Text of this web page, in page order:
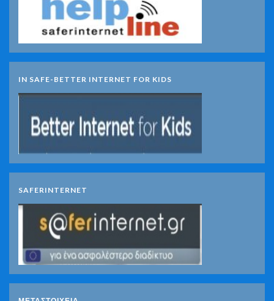
IN SAFE-BETTER INTERNET FOR KIDS
SAFERINTERNET